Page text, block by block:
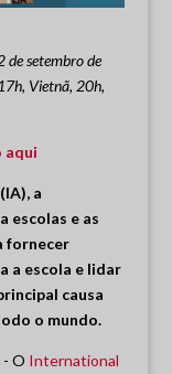
setembro de
Vietnã, 20h,
aqui
a
escolas e as
fornecer
a escola e lidar
causa
o mundo.
- O International